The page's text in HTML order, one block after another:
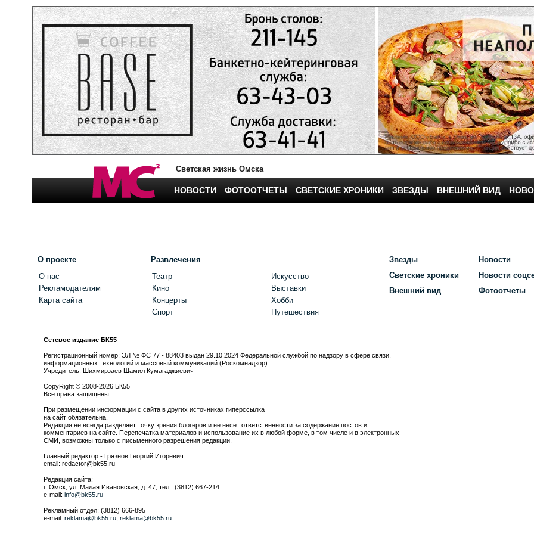
Светская жизнь Омска
НОВОСТИ ФОТООТЧЕТЫ СВЕТСКИЕ ХРОНИКИ ЗВЕЗДЫ ВНЕШНИЙ ВИД
О проекте
О нас
Рекламодателям
Карта сайта
Развлечения
Театр
Кино
Концерты
Спорт
Искусство
Выставки
Хобби
Путешествия
Звезды
Светские хроники
Внешний вид
Новости
Новости
Фотоотчеты
Сетевое издание БК55
Регистрационный номер: ЭЛ № ФС 77 - 88403 выдан 29.10.2024 Федеральной службой по надзору в сфере связи,
информационных технологий и массовый коммуникаций (Роскомнадзор)
Учредитель: Шихмирзаев Шамил Кумагаджиевич
CopyRight © 2008-2026 БК55
Все права защищены.
При размещении информации с сайта в других источниках гиперссылка
на сайт обязательна.
Редакция не всегда разделяет точку зрения блогеров и не несёт ответственности за содержание постов и
комментариев на сайте. Перепечатка материалов и использование их в любой форме, в том числе и в электронных
СМИ, возможны только с письменного разрешения редакции.
Главный редактор - Грязнов Георгий Игоревич.
email: redactor@bk55.ru
Редакция сайта:
г. Омск, ул. Малая Ивановская, д. 47, тел.: (3812) 667-214
e-mail: info@bk55.ru
Рекламный отдел: (3812) 666-895
e-mail: reklama@bk55.ru reklama@bk55.ru